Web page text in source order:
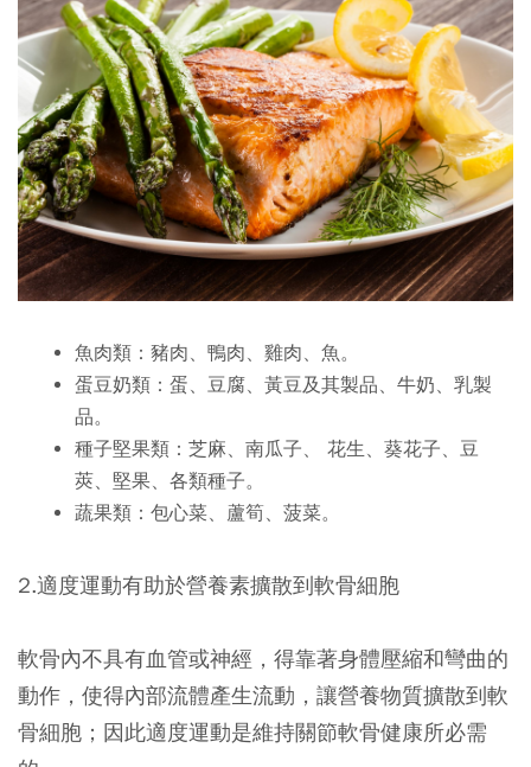
魚肉類：豬肉、鴨肉、雞肉、魚。
蛋豆奶類：蛋、豆腐、黃豆及其製品、牛奶、乳製
品。
種子堅果類：芝麻、南瓜子、 花生、葵花子、豆
莢、堅果、各類種子。
蔬果類：包心菜、蘆筍、菠菜。
2.適度運動有助於營養素擴散到軟骨細胞
軟骨內不具有血管或神經，得靠著身體壓縮和彎曲的
動作，使得內部流體產生流動，讓營養物質擴散到軟
骨細胞；因此適度運動是維持關節軟骨健康所必需